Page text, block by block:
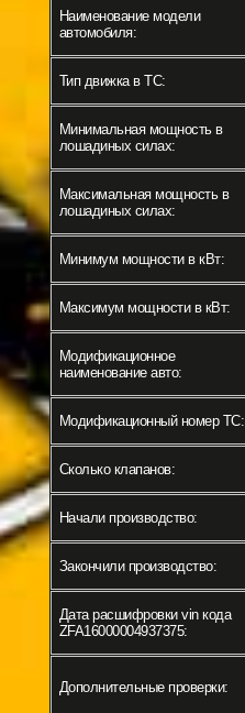
Наименование модели
автомобиля:
Тип движка в ТС:
Минимальная мощность в
лошадиных силах:
Максимальная мощность в
лошадиных силах:
Минимум мощности в кВт:
Максимум мощности в кВт:
Модификационное
наименование авто:
Модификационный номер ТС:
Сколько клапанов:
Начали производство:
Закончили производство:
Дата расшифровки vin кода
ZFA16000004937375:
Дополнительные проверки: